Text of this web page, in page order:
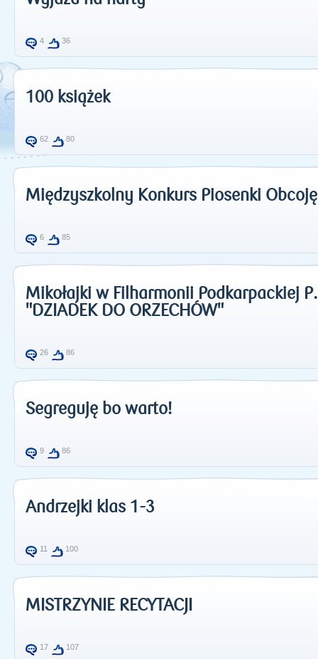
4 36
100 książek
62 80
Międzyszkolny Konkurs Piosenki
6 85
Mikołajki w Filharmonii Podkarpackiej P.
"DZIADEK DO ORZECHÓW"
26 86
Segreguję bo warto!
9 86
Andrzejki klas 1-3
11 100
MISTRZYNIE RECYTACJI
17 107